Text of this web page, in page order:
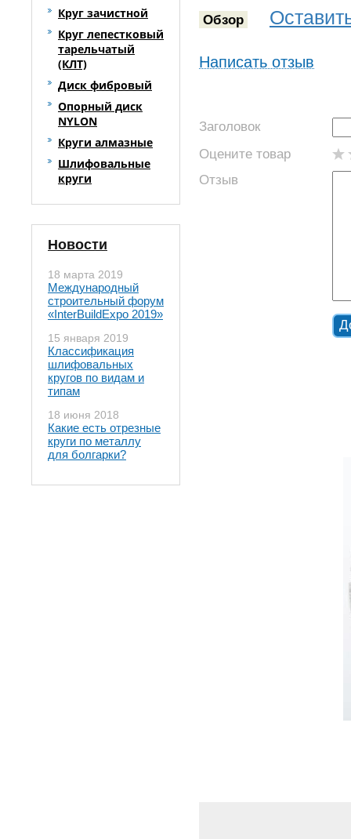
Круг зачистной
Круг лепестковый
тарельчатый
(КЛТ)
Диск фибровый
Опорный диск
NYLON
Круги алмазные
Шлифовальные
круги
Новости
18 марта 2019
Международный
строительный форум
«InterBuildExpo 2019»
15 января 2019
Классификация
шлифовальных
кругов по видам и
типам
18 июня 2018
Какие есть отрезные
круги по металлу
для болгарки?
Обзор
Написать отзыв
Заголовок
Оцените товар
Отзыв